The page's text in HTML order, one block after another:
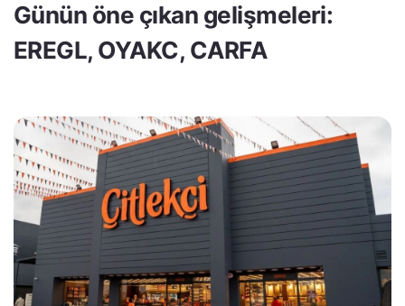
Günün öne çıkan gelişmeleri:
EREGL, OYAKC, CARFA